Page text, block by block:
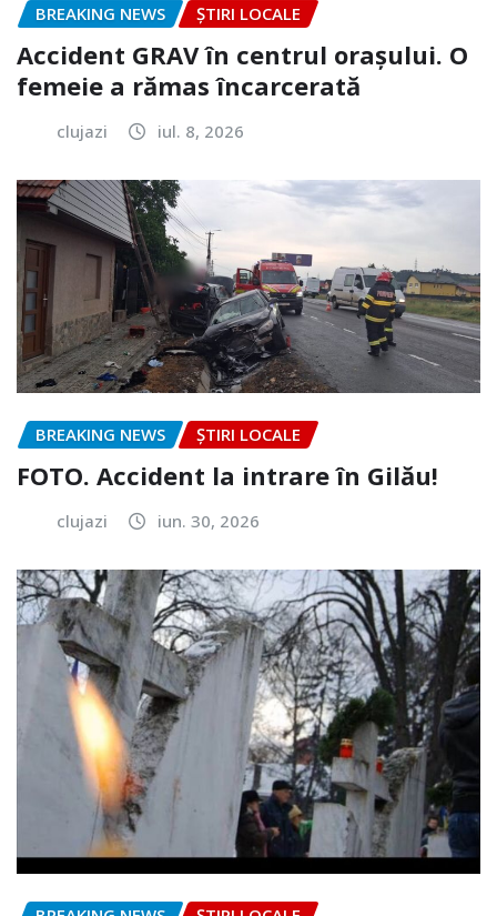
BREAKING NEWS ȘTIRI LOCALE
Accident GRAV în centrul orașului. O
femeie a rămas încarcerată
clujazi iul. 8, 2026
BREAKING NEWS ȘTIRI LOCALE
FOTO. Accident la intrare în Gilău!
clujazi iun. 30, 2026